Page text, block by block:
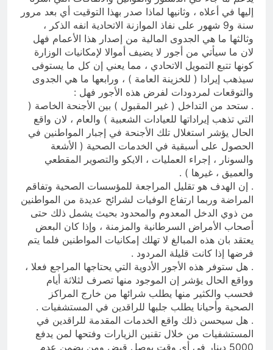
إليها في أعلاه ، وثانيها لماذا صدر بهذا التوقيت أي بعد مرور
سنة و9 شهور على نفاذ الموازنة الاتحادية انفه الذكر ،
وثالثها ما هي الجدوى المالية من إصدار هذا الأعمام فهل
لان ما سيأتي من أجور لا يضيف أموالا لإمكانيات الوزارة
كونها تتبع التمويل الاتحادي ، مما يعني إن كل ما يستوفى
سيذهب إيرادا ( للخزينة العامة ) ، ورابعها ما هي الجدوى
والتوقعات لمردودات لفرض هذه الأجور فهل :
. ستحد من التداخل ( غير المقبول ) بين الأجنحة الخاصة (
التي تذهب إيراداتها للعيادات الشعبية ) والعام ، لان واقع
الحال يؤشر استغلال تلك الأجنحة في إجبار المواطنين في
الحصول على أسبقية في الخدمات الصحية ( الأشعة
والسونار ، إجراء العمليات ، الايكو والتصوير المقطعي
والعميق ، غيرها ) .
. إن الهدف هو تقليل المراجعة للمؤسسات الصحية وتفاقم
المراضة وربما ارتفاع الوفيات لشرائح عديدة من المواطنين
من ذوي الدخل المعدوم والمحدود بحيث يشمل ذلك حتى
أصحاب الأمراض السرطانية والمزمنة ، وإذا كان البعض
يعتقد بان هذه المبالغ لا تهلك إمكانيات المواطنين فلما يتم
فرضها إذا كانت قليلة المردود .
. هل ستوفر هذه الأجور الأدوية التي يحتاجها المراجع فعلا ،
وواقع الحال يؤشر إن الموجود منها تصرف لثلاثة أيام
فحسب والكثير منها يطلب شرائها من خارج المراكز
الصحية وأحيانا يطلب جلبها للراقدين في المستشفيات .
. هل سيحسن ذلك واقع الخدمات المقدمة للراقدين في
المستشفيات من خلال تقنين الزيارات وفتحها لمن يدفع
5000 دينار في أي وقت بوصل قبض ومن يضمن عدم